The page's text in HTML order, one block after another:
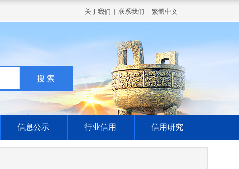
关于我们 | 联系我们 | 繁體中文
信息公示 行业信用 信用研究